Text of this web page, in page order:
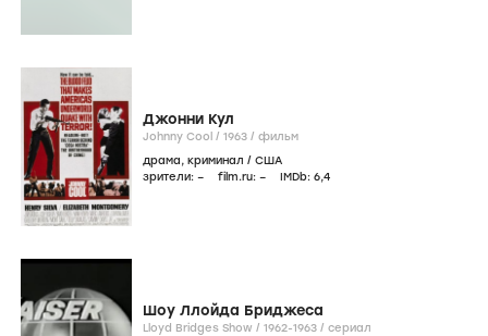
Джонни Кул
Johnny Cool / 1963 / фильм
драма, криминал / США
зрители: – film.ru: – IMDb: 6,4
Шоу Ллойда Бриджеса
Lloyd Bridges Show / 1962-1963 / сериал